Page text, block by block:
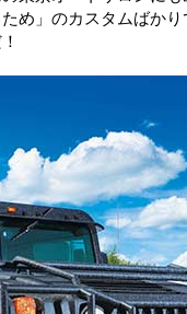
め」のカスタムばか